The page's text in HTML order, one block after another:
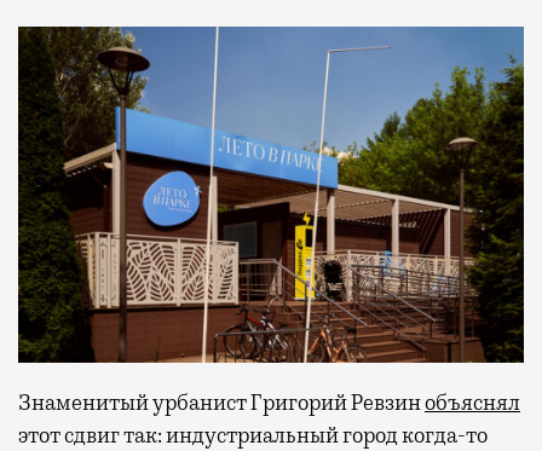
Знаменитый урбанист Григорий Ревзинобъяснял
этот сдвиг так: индустриальный город когда-то